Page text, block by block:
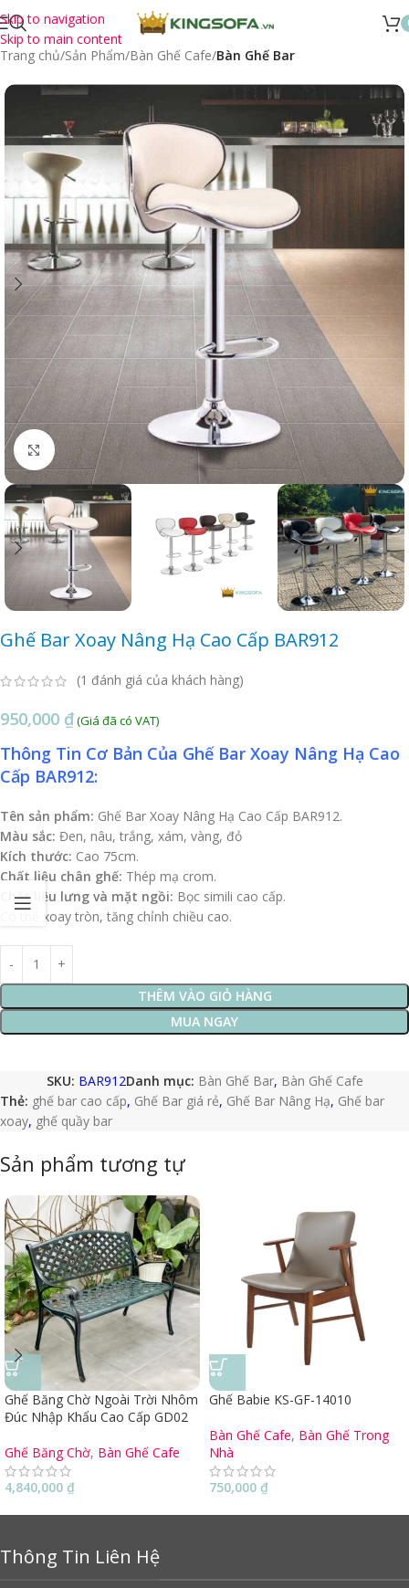
Skip to navigation
Skip to main content
Trang chủ Sản Phẩm Bàn Ghế Cafe Bàn Ghế Bar
Click to enlarge
Ghế Bar Xoay Nâng Hạ Cao Cấp BAR912
(1 đánh giá của khách hàng)
950,000 ₫
Thông Tin Cơ Bản Của Ghế Bar Xoay Nâng Hạ Cao
Cấp BAR912:
Tên sản phẩm: Ghế Bar Xoay Nâng Hạ Cao Cấp BAR912.
Màu sắc: Đen, nâu, trắng, xám, vàng, đỏ
Kích thước: Cao 75cm.
Chất liệu chân ghế: Thép mạ crom.
Chất liệu lưng và mặt ngồi: Bọc simili cao cấp.
Có thể xoay tròn, tăng chỉnh chiều cao.
THÊM VÀO GIỎ HÀNG
MUA NGAY
SKU: BAR912Danh mục: Bàn Ghế Bar, Bàn Ghế Cafe
Thẻ: ghế bar cao cấp, Ghế Bar giá rẻ, Ghế Bar Nâng Hạ, Ghế bar
xoay, ghế quầy bar
Sản phẩm tương tự
Ghế Băng Chờ Ngoài Trời Nhôm
Đúc Nhập Khẩu Cao Cấp GD02
Ghế Băng Chờ, Bàn Ghế Cafe
4,840,000 ₫
Ghế Babie KS-GF-14010
Bàn Ghế Cafe, Bàn Ghế Trong
Nhà
750,000 ₫
Thông Tin Liên Hệ